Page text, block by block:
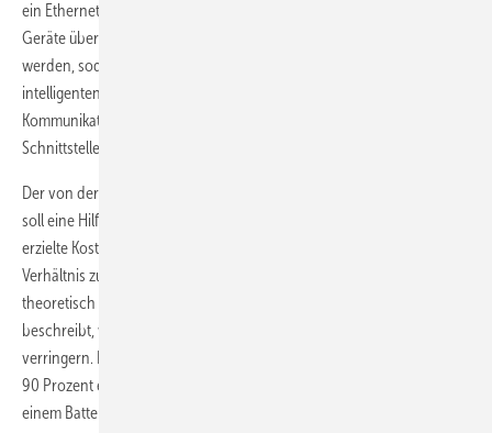
ein Ethernet-Anschluss für das LAN integriert. Hier können auch
Geräte über ModBus TCP (z.B. Sunspec oder EEBus) angeschlossen
werden, sodass der Plenticore zum Laden eines Stromers oder zur
intelligenten Temperaturregelung, eingebunden werden kann. Die
Kommunikation mit der Batterie läuft über RS485 oder LAN-
Schnittstellen.
Der von der HTW entwickelte System Performance Index, kurz SPI,
soll eine Hilfestellung beim Kauf der Speichersysteme sein. Er setzt die
erzielte Kosteneinsparung eines Batteriesystems mit Solarstrom ins
Verhältnis zu einem errechneten Einsparungspotenzial eines
theoretisch verlustfreien Systems. Mit anderen Worten: Der SPI
beschreibt, wie sehr Energieverluste die finanziellen Erlöse
verringern. Drei Speichersysteme haben einen SPI von knapp über
90 Prozent erzielt. Auf Platz eins steht der Plenticore von Kostal mit
einem Batteriespeicher von BYD. Er erreicht einen SPI von 91,4